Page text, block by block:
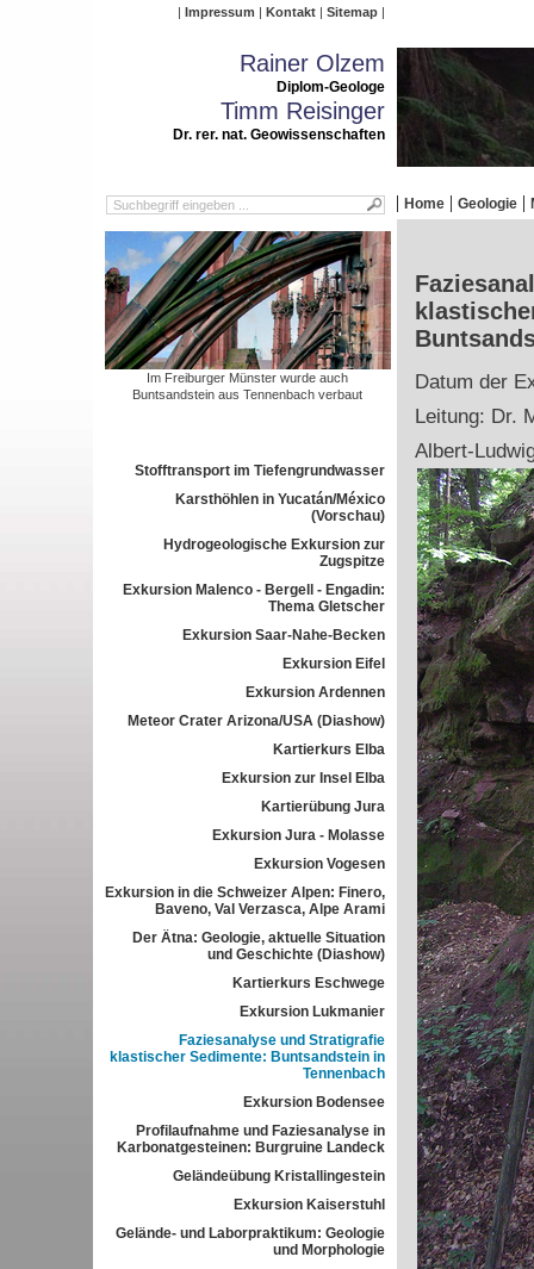
Impressum Kontakt Sitemap
Rainer Olzem
Diplom-Geologe
Timm Reisinger
Dr. rer. nat. Geowissenschaften
Home Geologie
Im Freiburger Münster wurde auch
Buntsandstein aus Tennenbach verbaut
Stofftransport im Tiefengrundwasser
Karsthöhlen in Yucatán/México
(Vorschau)
Hydrogeologische Exkursion zur
Zugspitze
Exkursion Malenco - Bergell - Engadin:
Thema Gletscher
Exkursion Saar-Nahe-Becken
Exkursion Eifel
Exkursion Ardennen
Meteor Crater Arizona/USA (Diashow)
Kartierkurs Elba
Exkursion zur Insel Elba
Kartierübung Jura
Exkursion Jura - Molasse
Exkursion Vogesen
Exkursion in die Schweizer Alpen: Finero,
Baveno, Val Verzasca, Alpe Arami
Der Ätna: Geologie, aktuelle Situation
und Geschichte (Diashow)
Kartierkurs Eschwege
Exkursion Lukmanier
Faziesanalyse und Stratigrafie
klastischer Sedimente: Buntsandstein in
Tennenbach
Exkursion Bodensee
Profilaufnahme und Faziesanalyse in
Karbonatgesteinen: Burgruine Landeck
Geländeübung Kristallingestein
Exkursion Kaiserstuhl
Gelände- und Laborpraktikum: Geologie
und Morphologie
Datum der
Leitung: Dr.
Albert-